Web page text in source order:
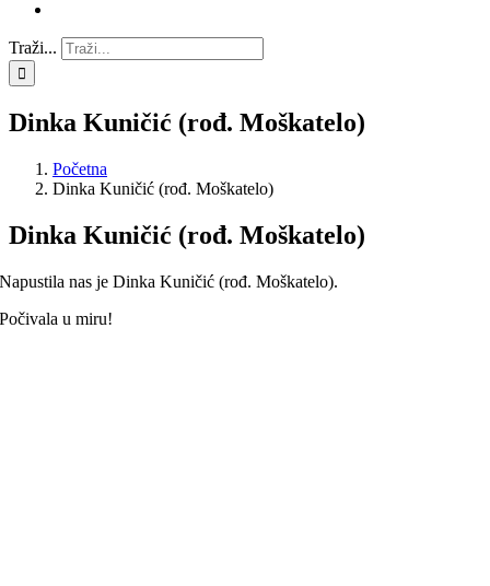
Traži...
Dinka Kuničić (rođ. Moškatelo)
Početna
Dinka Kuničić (rođ. Moškatelo)
Dinka Kuničić (rođ. Moškatelo)
Napustila nas je Dinka Kuničić (rođ. Moškatelo).
Počivala u miru!